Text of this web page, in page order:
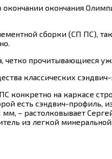
окончании окончания
сборки (СП ПС),
четко прочитывающиеся
классических
конкретно на каркасе
есть сэндвич-профиль,
– растолковывает
из легкой